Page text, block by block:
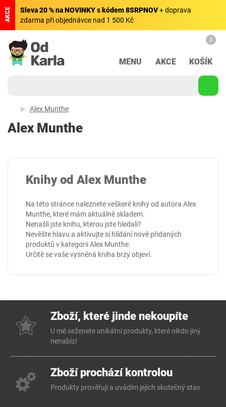
AKCE Sleva 20 % na NOVINKY s kódem 8SRPNOV+ doprava
zdarma při objednávce nad 1 500 Kč
MENU AKCE
0
KOŠÍK
Alex Munthe
Alex Munthe
Knihy od Alex Munthe
Na této stránce naleznete veškeré knihy od autora Alex
Munthe, které mám aktuálně skladem.
Nenašli jste knihu, kterou jste hledali?
Nevěšte hlavu a aktivujte si hlídání nově přidaných
produktů v kategoriiAlex Munthe.
Určitě se vaše vysněná kniha brzy objeví.
Zboží, které jinde nekoupíte
U mě seženete unikátní produkty, které nikdo jiný
nenabízí
Zboží prochází kontrolou
Produkty prověřuji a uvádím jejich skutečný stav